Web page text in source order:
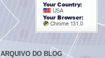
ARQUIVO DO BLOG